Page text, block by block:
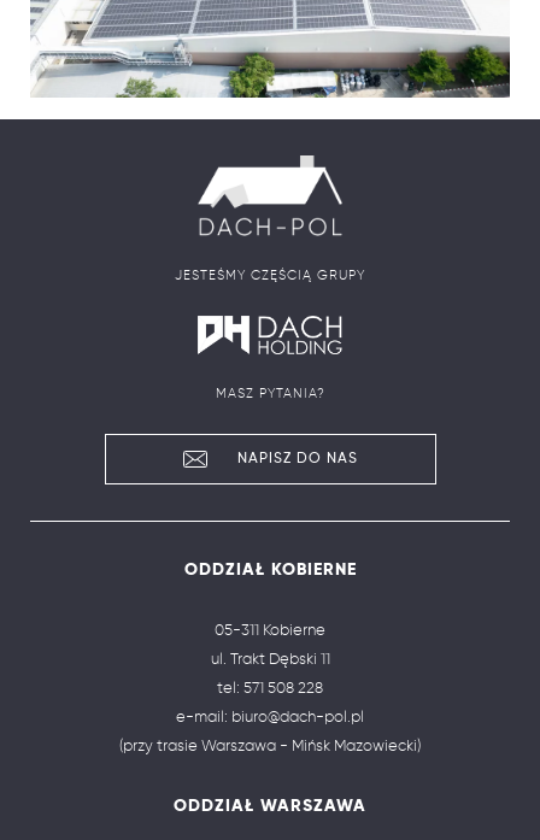
JESTEŚMY CZĘŚCIĄ GRUPY
MASZ PYTANIA?
NAPISZ DO NAS
ODDZIAŁ KOBIERNE
05-311 Kobierne
ul. Trakt Dębski 11
tel: 571 508 228
e-mail: biuro@dach-pol.pl
(przy trasie Warszawa - Mińsk Mazowiecki)
ODDZIAŁ WARSZAWA